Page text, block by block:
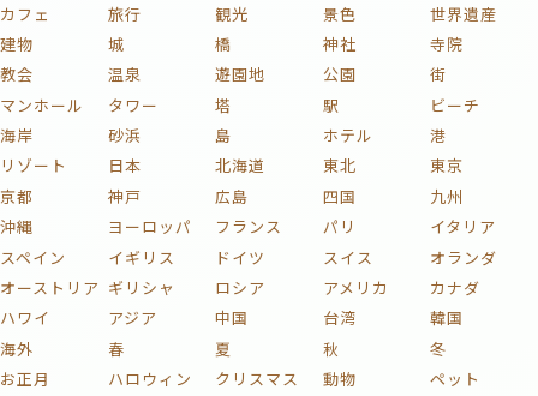
カフェ
旅行 観光 景色
世界遺産
建物
城 橋 神社
寺院
教会
温泉 遊園地 公園
街
マンホール
タワー 塔 駅
ビーチ
海岸
砂浜 島 ホテル
港
リゾート
日本 北海道 東北
東京
京都
神戸 広島 四国
九州
沖縄
ヨーロッパ フランス パリ
イタリア
スペイン
イギリス ドイツ スイス
オランダ
オーストリア ギリシャ ロシア アメリカ
カナダ
ハワイ
アジア 中国 台湾
韓国
海外
春 夏 秋
冬
お正月
ハロウィン クリスマス 動物
ペット